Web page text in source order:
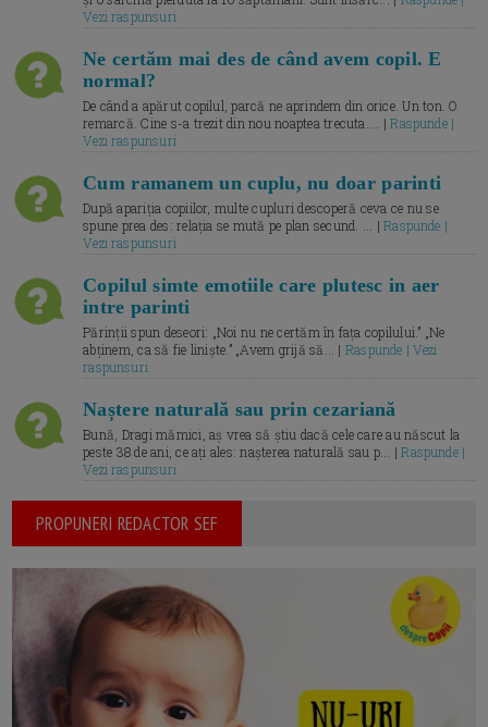
Vezi raspunsuri
Ne certăm mai des de când avem copil. E
normal?
De când a apărut copilul, parcă ne aprindem din orice. Un ton. O
remarcă. Cine s-a trezit din nou noaptea trecuta.... |Raspunde |
Vezi raspunsuri
Cum ramanem un cuplu, nu doar parinti
După apariția copiilor, multe cupluri descoperă ceva ce nu se
spune prea des: relația se mută pe plan secund. ... |Raspunde |
Vezi raspunsuri
Copilul simte emotiile care plutesc in aer
intre parinti
Părinții spun deseori: „Noi nu ne certăm în fața copilului.” „Ne
abținem, ca să fie liniște.” „Avem grijă să... | Raspunde | Vezi
raspunsuri
Naștere naturală sau prin cezariană
Bună, Dragi mămici, aș vrea să știu dacă cele care au născut la
peste 38 de ani, ce ați ales: nașterea naturală sau p... |Raspunde |
Vezi raspunsuri
PROPUNERI REDACTOR SEF